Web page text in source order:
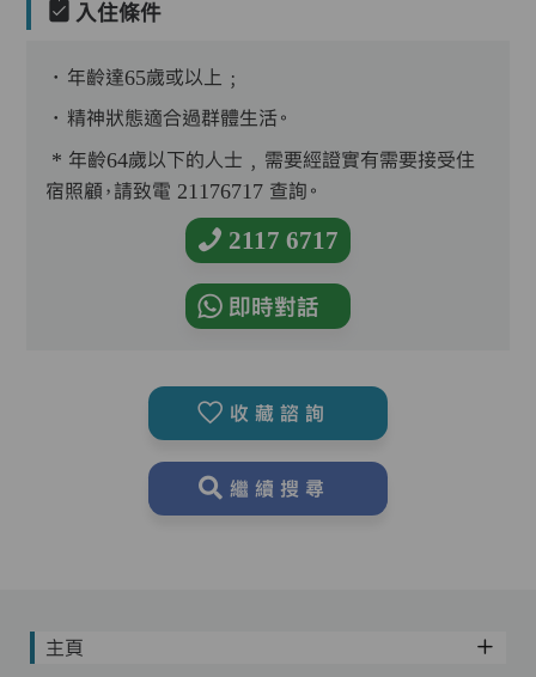
入住條件
．年齡達65歲或以上﹔
．精神狀態適合過群體生活。
* 年齡64歲以下的人士﹐需要經證實有需要接受住
宿照顧，請致電 21176717 查詢。
2117 6717
即時對話
收藏諮詢
繼續搜尋
主頁